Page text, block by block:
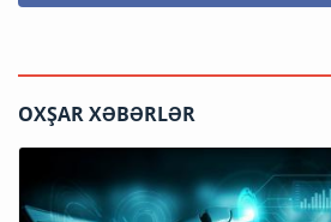
OXŞAR XƏBƏRLƏR